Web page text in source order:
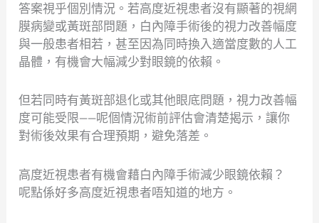
答案視乎個別情況。若高度近視患者沒有顯著的視網
膜病變或黃斑部問題，白內障手術後的視力改善幅度
與一般患者相若，甚至因為同時換入適當度數的人工
晶體，有機會大幅減少對眼鏡的依賴。
但若同時有黃斑部退化或其他眼底問題，視力改善幅
度可能受限——呢個情況術前評估會清楚揭示，讓你
對術後效果有合理預期，避免落差。
高度近視患者有機會藉白內障手術減少眼鏡依賴？
呢點係好多高度近視患者唔知道的地方。